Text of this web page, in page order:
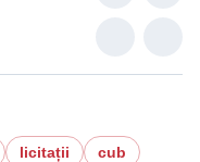
licitații
cub